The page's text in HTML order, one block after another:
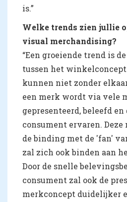
is.”
Welke trends zien jullie
visual merchandising?
“Een groeiende trend is
tussen het
kunnen niet zonder
een merk wordt via vele
gepresenteerd, beleefd en
consument ervaren.
de binding met de 'fan'
zal zich ook binden aan
Door de snelle
consument zal ook de
merkconcept duidelijker